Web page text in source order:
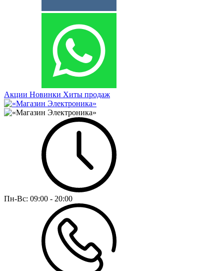
Акции Новинки Хиты продаж
Пн-Вс: 09:00 - 20:00